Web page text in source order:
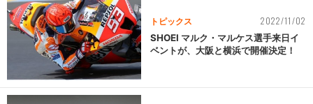
トピックス 2022/11/02
SHOEI マルク・マルケス選手来日イ
ベントが、大阪と横浜で開催決定！